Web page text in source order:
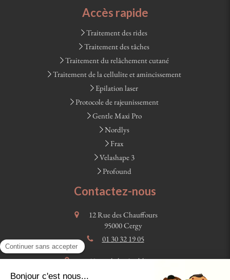
Accès rapide
Traitement des rides
Traitement des tâches
Traitement du relâchement cutané
Traitement de la cellulite et amincissement
Epilation laser
Protocole de rajeunissement
Gentle Maxi Pro
Nordlys
Frax
Velashape 3
Profound
Contactez-nous
12 Rue des Chauffours
95000Cergy
01 30 32 19 05
58 rue de la république